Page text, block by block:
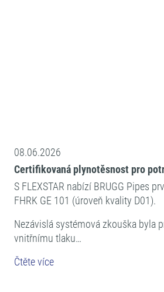
08.06.2026
Certifikovaná plynotěsnost pro
S FLEXSTAR nabízí BRUGG Pipes
FHRK GE 101 (úroveň kvality D01).
Nezávislá systémová zkouška byla
vnitřnímu tlaku…
Čtěte více